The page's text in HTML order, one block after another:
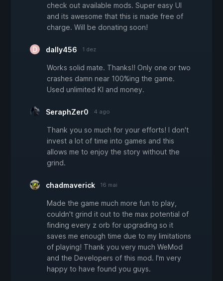
check out available mods. Super easy UI
and its awesome that this is made free of
charge. Will be donating soon!
dally456 1 dez
Works solid mate. Thanks!! Only one or two
crashes damn near 100%ing the game.
Used unlimited KI and money.
SeraphZer0 4 ago
Thank you so much for your efforts! I don't
invest a lot of time into games and this
allows me to enjoy the story without the
grind.
chadmaverick 16 mai
Made the game much more fun to play,
couldn't grind it out to the max potential of
finding every z orb for upgrading so it
saves me enough time due to my limitations
of playing! Thank you very much WeMod
and the Developers of this mod. I'm very
happy to have found you guys.